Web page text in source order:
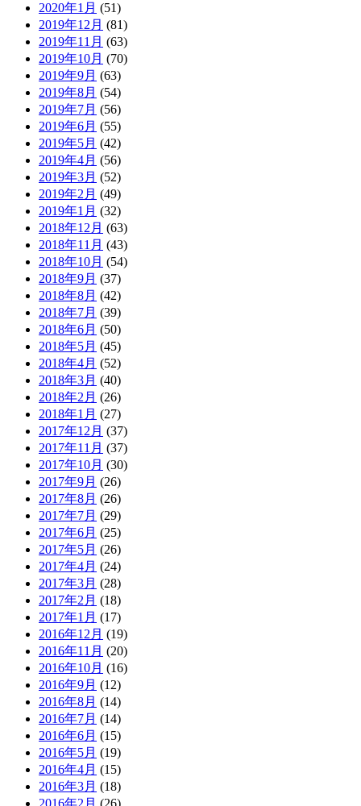
2020年1月 (51)
2019年12月 (81)
2019年11月 (63)
2019年10月 (70)
2019年9月 (63)
2019年8月 (54)
2019年7月 (56)
2019年6月 (55)
2019年5月 (42)
2019年4月 (56)
2019年3月 (52)
2019年2月 (49)
2019年1月 (32)
2018年12月 (63)
2018年11月 (43)
2018年10月 (54)
2018年9月 (37)
2018年8月 (42)
2018年7月 (39)
2018年6月 (50)
2018年5月 (45)
2018年4月 (52)
2018年3月 (40)
2018年2月 (26)
2018年1月 (27)
2017年12月 (37)
2017年11月 (37)
2017年10月 (30)
2017年9月 (26)
2017年8月 (26)
2017年7月 (29)
2017年6月 (25)
2017年5月 (26)
2017年4月 (24)
2017年3月 (28)
2017年2月 (18)
2017年1月 (17)
2016年12月 (19)
2016年11月 (20)
2016年10月 (16)
2016年9月 (12)
2016年8月 (14)
2016年7月 (14)
2016年6月 (15)
2016年5月 (19)
2016年4月 (15)
2016年3月 (18)